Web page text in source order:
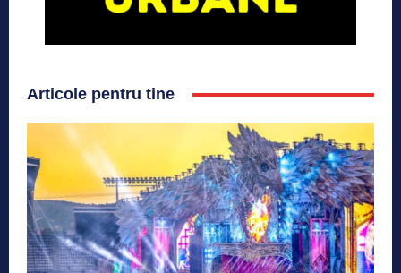
Articole pentru tine